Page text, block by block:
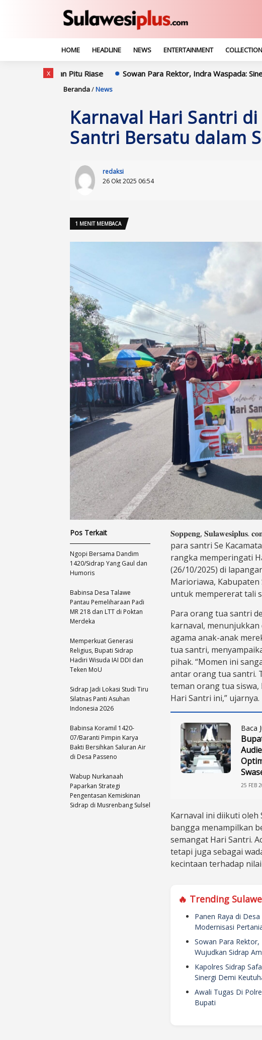
HOME HEADLINE NEWS ENTERTAINMENT COLLECTION
Pitu Riase Sowan Para Rektor, Indra Waspada: Sinergi Polri –
Beranda/News
Karnaval Hari Santri di
Santri Bersatu dalam
redaksi
26 Okt 2025 06:54
1 MENIT MEMBACA
𝐒𝐨𝐩𝐩𝐞𝐧𝐠,
para santri Se
rangka memperingati
(26/10/2025) di
Marioriawa,
untuk mempererat tali
Para orang tua santri
karnaval,
agama anak-anak
tua santri,
pihak. “Momen ini
antar orang tua santri.
teman orang tua
Hari Santri ini,” ujarnya.
Baca
25 FEB
Karnaval ini diikuti oleh
bangga menampilkan
semangat Hari Santri.
tetapi juga sebagai
kecintaan terhadap
🔥 Trending
Panen Raya di
Modernisasi
Sowan Para Rektor,
Wujudkan Sidrap
Kapolres Sidrap
Sinergi Demi
Awali Tugas Di
Bupati
Pos Terkait
Ngopi Bersama Dandim
1420/Sidrap Yang Gaul dan
Humoris
Babinsa Desa Talawe
Pantau Pemeliharaan Padi
MR 218 dan LTT di Poktan
Merdeka
Memperkuat Generasi
Religius, Bupati Sidrap
Hadiri Wisuda IAI DDI dan
Teken MoU
Sidrap Jadi Lokasi Studi Tiru
Silatnas Panti Asuhan
Indonesia 2026
Babinsa Koramil 1420-
07/Baranti Pimpin Karya
Bakti Bersihkan Saluran Air
di Desa Passeno
Wabup Nurkanaah
Paparkan Strategi
Pengentasan Kemiskinan
Sidrap di Musrenbang Sulsel
x